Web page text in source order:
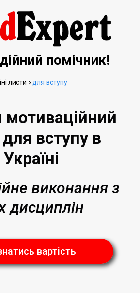
помічник!
мотиваційний
вступу в
Україні
виконання з
дисциплін
вартість
листи для вступу